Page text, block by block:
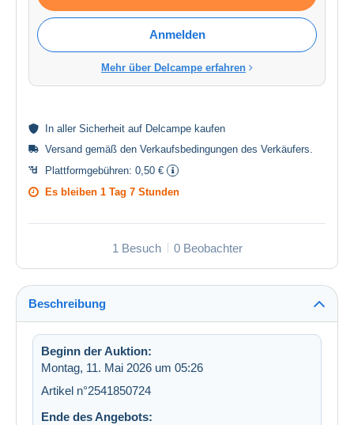
Anmelden
Mehr über Delcampe erfahren
In aller Sicherheit auf Delcampe kaufen
Versand gemäß den Verkaufsbedingungen des Verkäufers
Plattformgebühren: 0,50 €
Es bleiben 1 Tag 7 Stunden
1 Besuch 0 Beobachter
Beschreibung
Beginn der Auktion:
Montag, 11. Mai 2026 um 05:26
Artikel n°2541850724
Ende des Angebots: